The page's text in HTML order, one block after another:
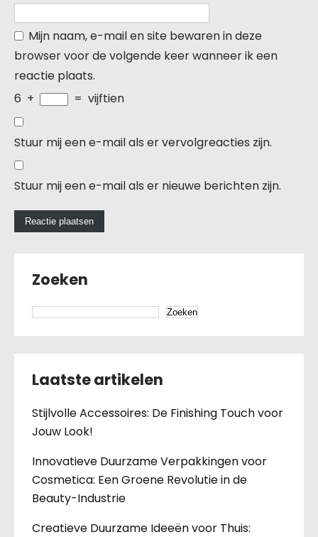
Mijn naam, e-mail en site bewaren in deze
browser voor de volgende keer wanneer ik een
reactie plaats.
6 + = vijftien
Stuur mij een e-mail als er vervolgreacties zijn.
Stuur mij een e-mail als er nieuwe berichten zijn.
Zoeken
Zoeken
Laatste artikelen
Stijlvolle Accessoires: De Finishing Touch voor
Jouw Look!
Innovatieve Duurzame Verpakkingen voor
Cosmetica: Een Groene Revolutie in de
Beauty-Industrie
Creatieve Duurzame Ideeën voor Thuis: